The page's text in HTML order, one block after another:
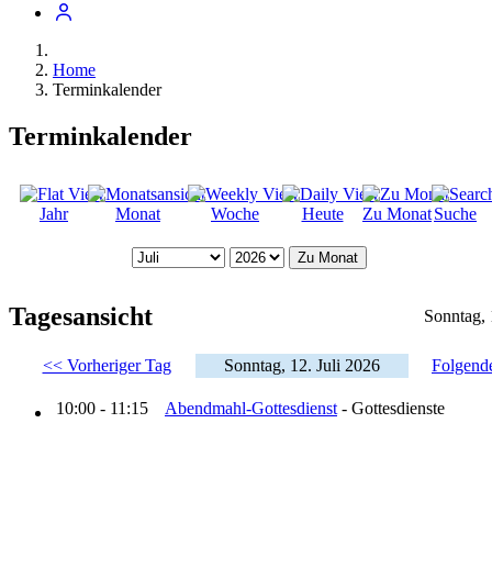
Home
Terminkalender
Terminkalender
Jahr Monat Woche Heute Zu MonatSuche
Zu Monat
Tagesansicht Sonntag,
<< Vorheriger Tag Sonntag, 12. Juli 2026
10:00 - 11:15 Abendmahl-Gottesdienst - Gottesdienste